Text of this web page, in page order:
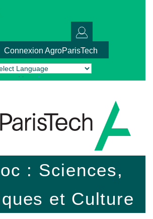
Connexion AgroParisTech
by Translate
: Sciences,
et Culture